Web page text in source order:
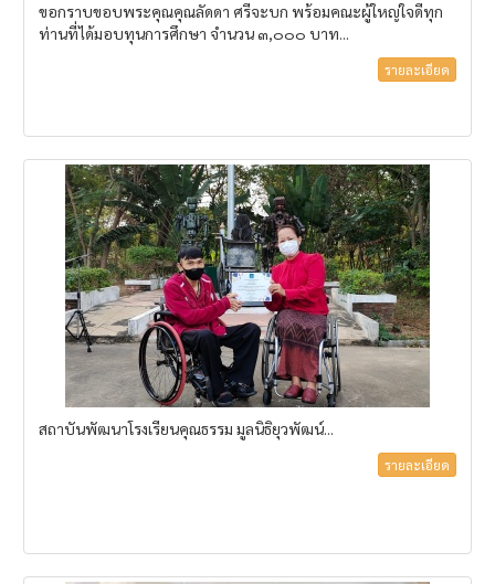
ขอกราบขอบพระคุณคุณลัดดา ศรีจะบก พร้อมคณะผู้ใหญ่ใจดีทุก
ท่านที่ได้มอบทุนการศึกษา จำนวน ๓,๐๐๐ บาท...
รายละเอียด
สถาบันพัฒนาโรงเรียนคุณธรรม มูลนิธิยุวพัฒน์...
รายละเอียด